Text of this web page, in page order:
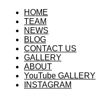
HOME
TEAM
NEWS
BLOG
CONTACT US
GALLERY
ABOUT
YouTube GALLERY
INSTAGRAM